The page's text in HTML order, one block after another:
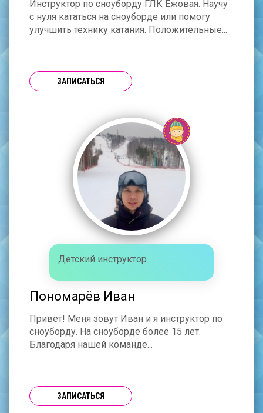
Инструктор по сноуборду ГЛК Ежовая. Научу
с нуля кататься на сноуборде или помогу
улучшить технику катания. Положительные...
ЗАПИСАТЬСЯ
Детский инструктор
Пономарёв Иван
Привет! Меня зовут Иван и я инструктор по
сноуборду. На сноуборде более 15 лет.
Благодаря нашей команде...
ЗАПИСАТЬСЯ